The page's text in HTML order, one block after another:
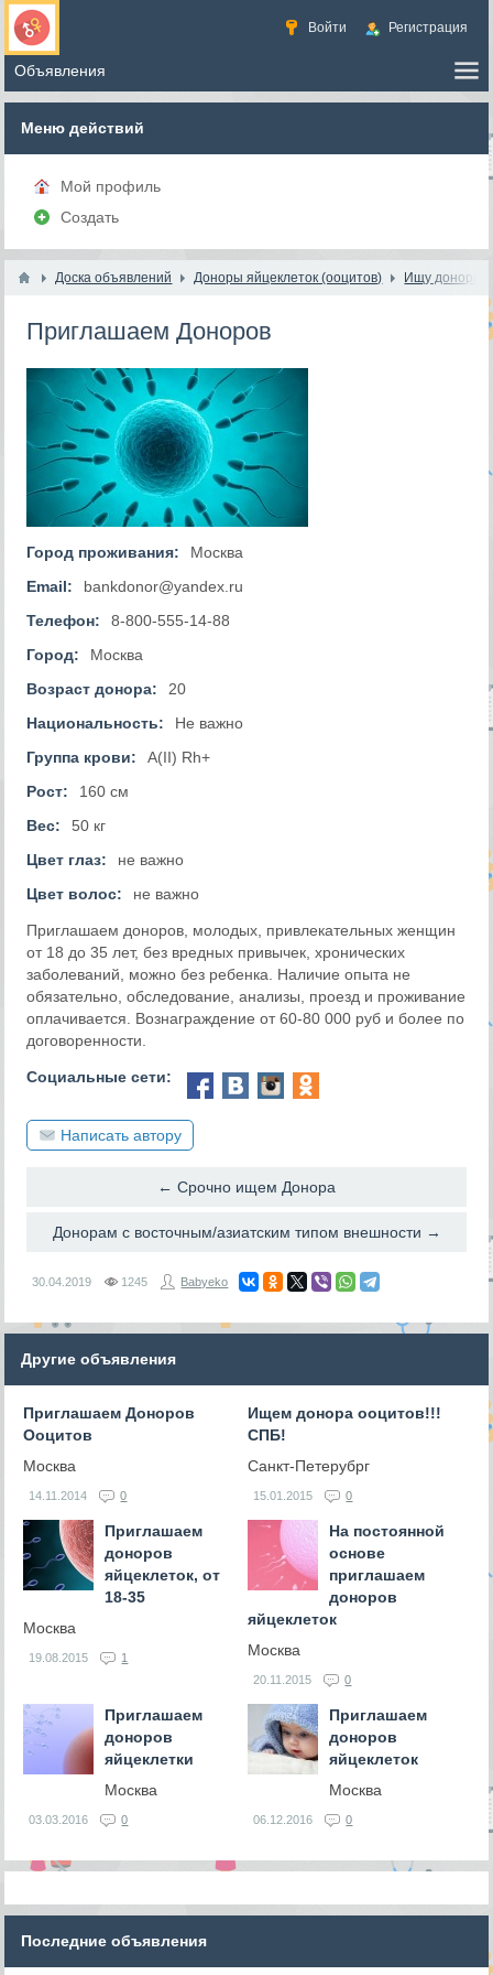
Войти Регистрация
Меню действий
Мой профиль
Создать
Доска объявлений Доноры яйцеклеток (ооцитов) Ищу донора
Приглашаем Доноров
Город проживания:
Москва
Email:
bankdonor@yandex.ru
Телефон:
8-800-555-14-88
Город:
Москва
Возраст донора:
20
Национальность:
Не важно
Группа крови:
A(II) Rh+
Рост:
160 см
Вес:
50 кг
Цвет глаз:
не важно
Цвет волос:
не важно
Приглашаем доноров, молодых, привлекательных женщин
от 18 до 35 лет, без вредных привычек, хронических
заболеваний, можно без ребенка. Наличие опыта не
обязательно, обследование, анализы, проезд и проживание
оплачивается. Вознаграждение от 60-80 000 руб и более по
договоренности.
Социальные сети:
Написать автору
← Срочно ищем Донора
Донорам с восточным/азиатским типом внешности →
30.04.2019 1245 Babyeko
Другие объявления
Приглашаем Доноров
Ооцитов
Москва
14.11.2014 0
Ищем донора ооцитов!!!
СПБ!
Санкт-Петерубрг
15.01.2015 0
Приглашаем
доноров
яйцеклеток, от
18-35
Москва
19.08.2015 1
На постоянной
основе
приглашаем
доноров
яйцеклеток
Москва
20.11.2015 0
Приглашаем
доноров
яйцеклетки
Москва
03.03.2016 0
Приглашаем
доноров
яйцеклеток
Москва
06.12.2016 0
Последние объявления